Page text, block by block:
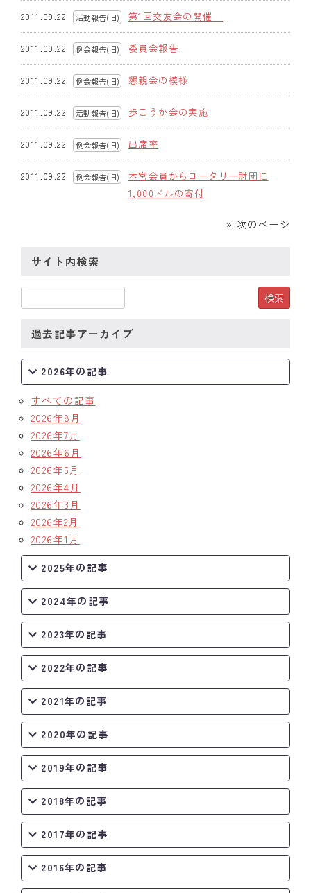
2011.09.22 活動報告(旧) 第1回交友会の開催
2011.09.22 例会報告(旧) 委員会報告
2011.09.22 例会報告(旧) 懇親会の模様
2011.09.22 活動報告(旧) 歩こうか会の実施
2011.09.22 例会報告(旧) 出席率
2011.09.22 例会報告(旧)
本宮会員からロータリー財団に
1,000ドルの寄付
» 次のページ
サイト内検索
過去記事アーカイブ
2026年の記事
すべての記事
2026年8月
2026年7月
2026年6月
2026年5月
2026年4月
2026年3月
2026年2月
2026年1月
2025年の記事
2024年の記事
2023年の記事
2022年の記事
2021年の記事
2020年の記事
2019年の記事
2018年の記事
2017年の記事
2016年の記事